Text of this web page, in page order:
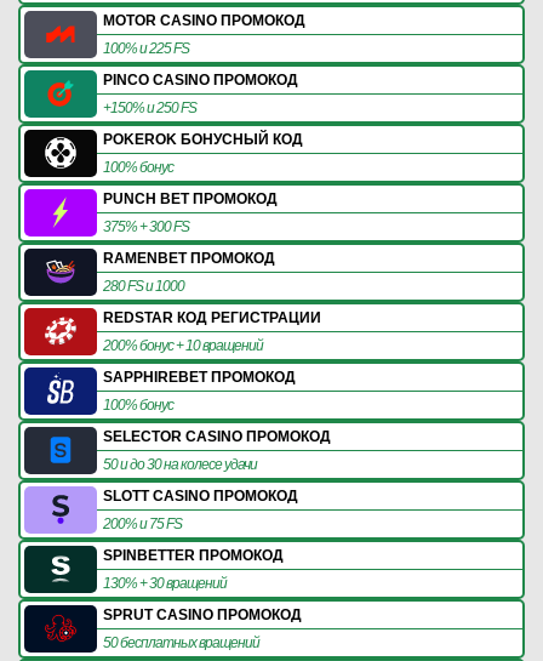
MOTOR CASINO ПРОМОКОД
100% и 225 FS
PINCO CASINO ПРОМОКОД
+150% и 250 FS
POKEROK БОНУСНЫЙ КОД
100% бонус
PUNCH BET ПРОМОКОД
375% + 300 FS
RAMENBET ПРОМОКОД
280 FS и 1000
REDSTAR КОД РЕГИСТРАЦИИ
200% бонус + 10 вращений
SAPPHIREBET ПРОМОКОД
100% бонус
SELECTOR CASINO ПРОМОКОД
50 и до 30 на колесе удачи
SLOTT CASINO ПРОМОКОД
200% и 75 FS
SPINBETTER ПРОМОКОД
130% + 30 вращений
SPRUT CASINO ПРОМОКОД
50 бесплатных вращений